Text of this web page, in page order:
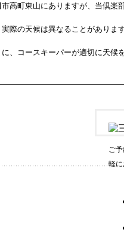
高町東山にありますが、当倶楽
際の天候は異なることがありま
、コースキーパーが適切に天候
ご
軽